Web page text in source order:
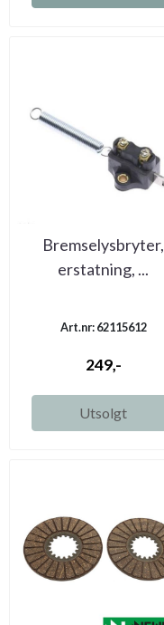
Bremselysbryter,
erstatning, ...
Art.nr: 62115612
249,-
Utsolgt